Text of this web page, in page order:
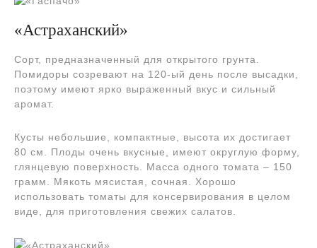
«Астраханский»
Сорт, предназначенный для открытого грунта.
Помидоры созревают на 120-ый день после высадки,
поэтому имеют ярко выраженный вкус и сильный
аромат.
Кусты небольшие, компактные, высота их достигает
80 см. Плоды очень вкусные, имеют округлую форму,
глянцевую поверхность. Масса одного томата – 150
грамм. Мякоть мясистая, сочная. Хорошо
использовать томаты для консервирования в целом
виде, для приготовления свежих салатов.